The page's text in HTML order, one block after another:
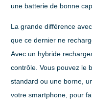
une batterie de bonne
La grande différence
que ce dernier ne
Avec un hybride
contrôle. Vous pouvez le
standard ou une borne,
votre smartphone, pour